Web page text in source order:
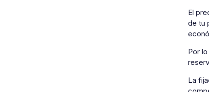
El
de tu
Por
La